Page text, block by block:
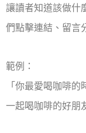
讓讀者知道該做什
們點擊連結、留言
範例：
「你最愛喝咖啡
一起喝咖啡的好朋